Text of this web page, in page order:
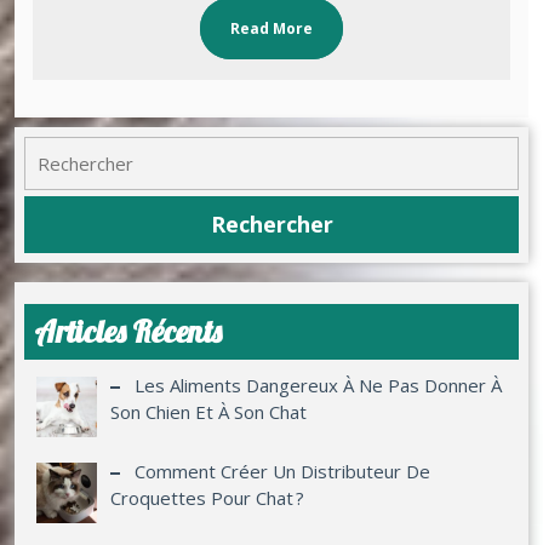
Read More
Articles Récents
Les Aliments Dangereux À Ne Pas Donner À
Son Chien Et À Son Chat
Comment Créer Un Distributeur De
Croquettes Pour Chat ?